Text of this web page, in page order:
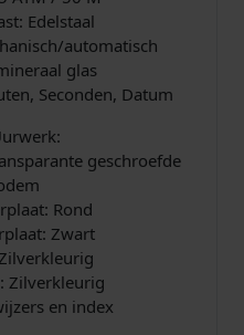
Edelstaal
automatisch
glas
Seconden, Datum
geschroefde
Rond
Zwart
Zilverkleurig
en index